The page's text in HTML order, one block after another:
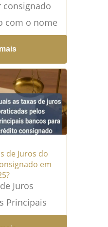
consignado
com o nome
Serasa?
negativação
de
e...
de Juros do
em
Juros
Principais